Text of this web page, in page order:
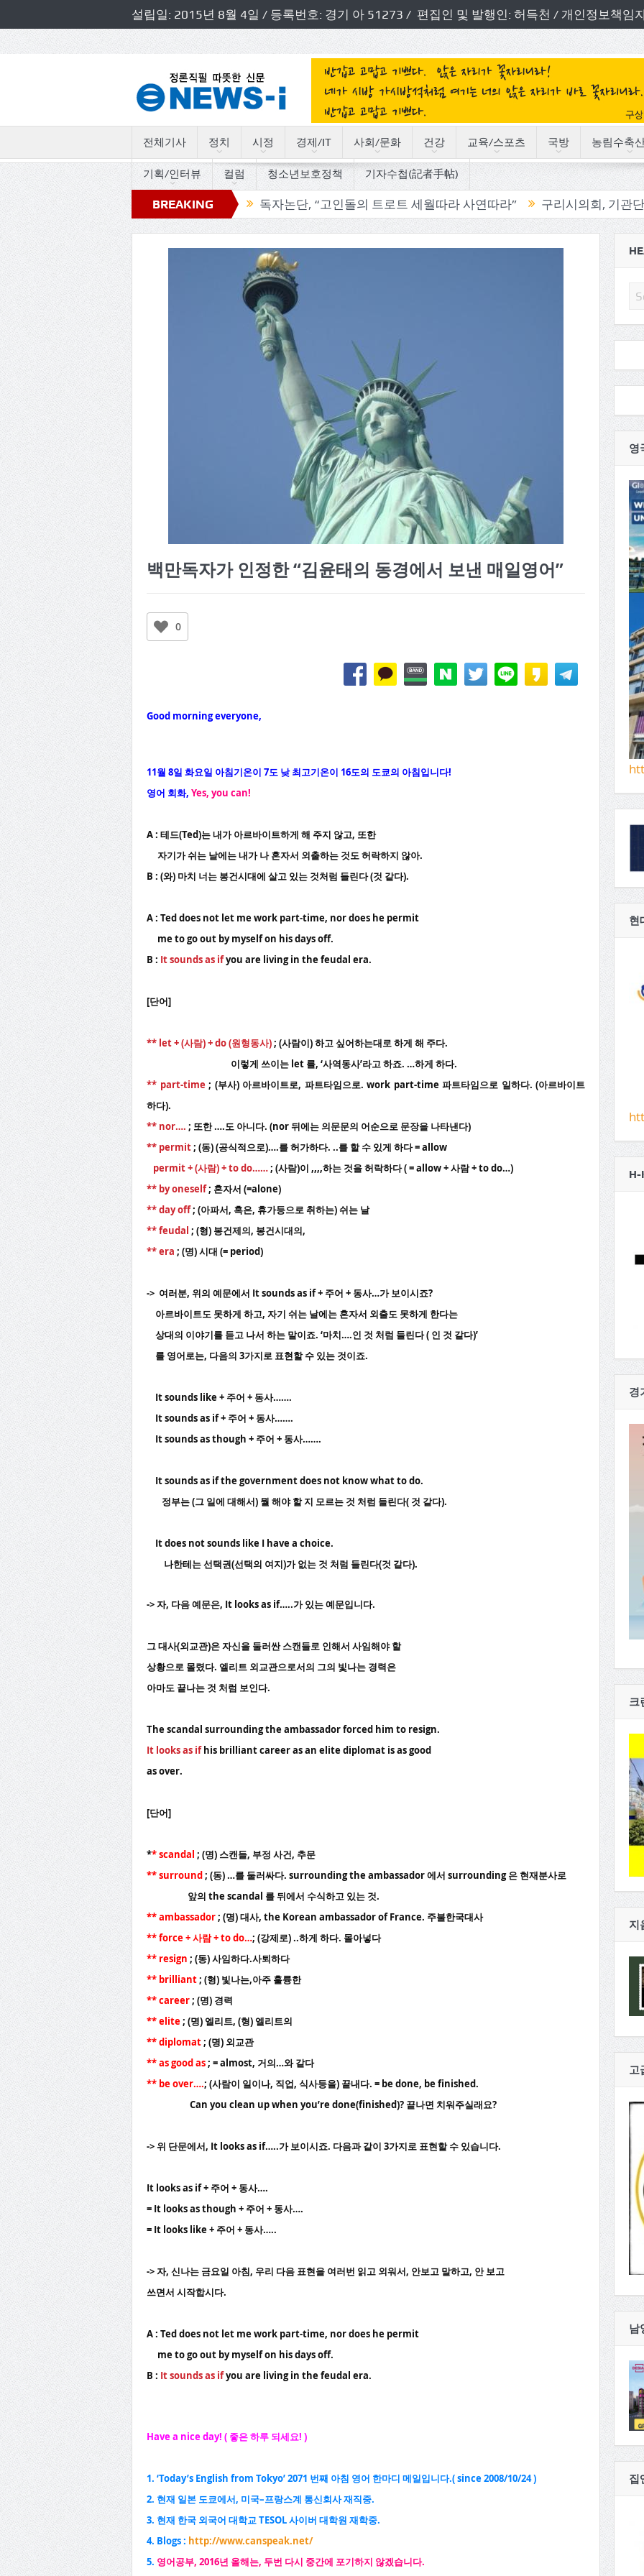
설립일: 2015년 8월 4일 / 등록번호: 경기 아 51273 / 편집인 및 발행인: 허득천 / 개인정보책임
전체기사 정치 시정 경제/IT 사회/문화 건강 교육/스포츠 국방 농림수축
기획/인터뷰 컬럼 청소년보호정책 기자수첩(記者手帖)
BREAKING
NEWS
원 초청 소방정책간담회 개최 독자논단, “고인돌의 트로트 세월따라 사연따라” 구리시의회, 기관단체 방문으
백만독자가 인정한 “김윤태의 동경에서 보낸 매일영어”
0
Good morning everyone,
11월 8일 화요일 아침기온이 7도 낮 최고기온이 16도의 도쿄의 아침입니다!
영어 회화, Yes, you can!
A : 테드(Ted)는 내가 아르바이트하게 해 주지 않고, 또한
자기가 쉬는 날에는 내가 나 혼자서 외출하는 것도 허락하지 않아.
B : (와) 마치 너는 봉건시대에 살고 있는 것처럼 들린다 (것 같다).
A : Ted does not let me work part-time, nor does he permit
me to go out by myself on his days off.
B : It sounds as ifyou are living in the feudal era.
[단어]
** let + (사람) + do (원형동사); (사람이) 하고 싶어하는대로 하게 해 주다.
이렇게 쓰이는 let 를, ‘사역동사’라고 하죠. …하게 하다.
** part-time ; (부사) 아르바이트로, 파트타임으로. work part-time 파트타임으로 일하다. (아르바이트
하다).
** nor…. ; 또한 ….도 아니다. (nor 뒤에는 의문문의 어순으로 문장을 나타낸다)
** permit; (동) (공식적으로)….를 허가하다. ..를 할 수 있게 하다 = allow
permit + (사람) + to do……; (사람)이 ,,,,하는 것을 허락하다 ( = allow + 사람 + to do…)
** by oneself; 혼자서 (=alone)
** day off; (아파서, 혹은, 휴가등으로 취하는) 쉬는 날
** feudal ; (형) 봉건제의, 봉건시대의,
** era ; (명) 시대 (= period)
-> 여러분, 위의 예문에서 It sounds as if + 주어 + 동사…가 보이시죠?
아르바이트도 못하게 하고, 자기 쉬는 날에는 혼자서 외출도 못하게 한다는
상대의 이야기를 듣고 나서 하는 말이죠. ‘마치….인 것 처럼 들린다 ( 인 것 같다)’
를 영어로는, 다음의 3가지로 표현할 수 있는 것이죠.
It sounds like + 주어 + 동사…….
It sounds as if + 주어 + 동사…….
It sounds as though + 주어 + 동사…….
It sounds as if the government does not know what to do.
정부는 (그 일에 대해서) 뭘 해야 할 지 모르는 것 처럼 들린다( 것 같다).
It does not sounds like I have a choice.
나한테는 선택권(선택의 여지)가 없는 것 처럼 들린다(것 같다).
-> 자, 다음 예문은, It looks as if…..가 있는 예문입니다.
그 대사(외교관)은 자신을 둘러싼 스캔들로 인해서 사임해야 할
상황으로 몰렸다. 엘리트 외교관으로서의 그의 빛나는 경력은
아마도 끝나는 것 처럼 보인다.
The scandal surrounding the ambassador forced him to resign.
It looks as ifhis brilliant career as an elite diplomat is as good
as over.
[단어]
** scandal ; (명) 스캔들, 부정 사건, 추문
** surround; (동) …를 둘러싸다. surrounding the ambassador 에서 surrounding 은 현재분사로
앞의 the scandal 를 뒤에서 수식하고 있는 것.
** ambassador; (명) 대사, the Korean ambassador of France. 주불한국대사
** force + 사람 + to do…; (강제로) ..하게 하다. 몰아넣다
** resign ; (동) 사임하다.사퇴하다
** brilliant; (형) 빛나는,아주 훌륭한
** career; (명) 경력
** elite; (명) 엘리트, (형) 엘리트의
** diplomat; (명) 외교관
** as good as; = almost, 거의…와 같다
** be over….; (사람이 일이나, 직업, 식사등을) 끝내다. = be done, be finished.
Can you clean up when you’re done(finished)? 끝나면 치워주실래요?
-> 위 단문에서, It looks as if…..가 보이시죠. 다음과 같이 3가지로 표현할 수 있습니다.
It looks as if + 주어 + 동사….
= It looks as though + 주어 + 동사….
= It looks like + 주어 + 동사…..
-> 자, 신나는 금요일 아침, 우리 다음 표현을 여러번 읽고 외워서, 안보고 말하고, 안 보고
쓰면서 시작합시다.
A : Ted does not let me work part-time, nor does he permit
me to go out by myself on his days off.
B : It sounds as ifyou are living in the feudal era.
Have a nice day! ( 좋은 하루 되세요! )
1. ‘Today’s English from Tokyo’ 2071 번째 아침 영어 한마디 메일입니다.( since 2008/10/24 )
2. 현재 일본 도쿄에서, 미국–프랑스계 통신회사 재직중.
3. 현재 한국 외국어 대학교TESOL사이버 대학원 재학중.
4. Blogs : http://www.canspeak.net/
5. 영어공부, 2016년 올해는, 두번 다시 중간에 포기하지 않겠습니다.
영
현
H-
경
크
지
고
남
집